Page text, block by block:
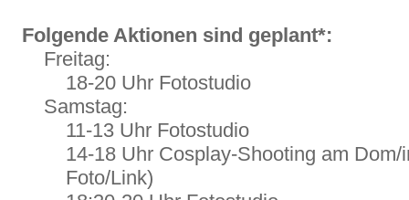
Folgende Aktionen sind geplant*:
Freitag:
18-20 Uhr Fotostudio
Samstag:
11-13 Uhr Fotostudio
14-18 Uhr Cosplay-Shooting am
Foto/Link)